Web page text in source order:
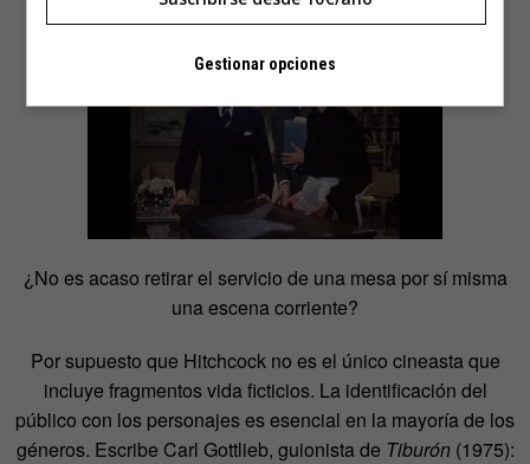
¿No es acaso retirar el servicio de una mesa por sí misma
una escena corriente?
Por supuesto que Hitchcock no es el único cineasta que
incluye fragmentos vida ficticios. La identificación del
público con los personajes es esencial en la mayoría de los
géneros. Escribe Carl Gottlieb, guionista de Tiburón (1975):
Gestionar opciones